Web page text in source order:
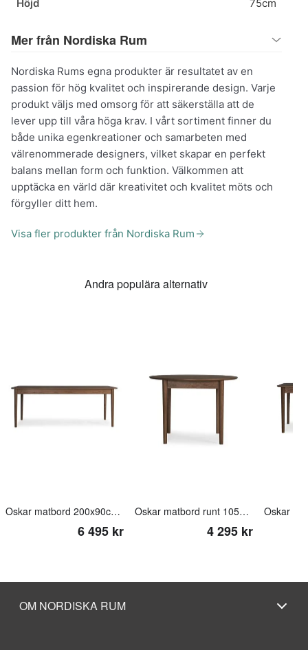
Höjd 75cm
Mer från Nordiska Rum
Nordiska Rums egna produkter är resultatet av en
passion för hög kvalitet och inspirerande design. Varje
produkt väljs med omsorg för att säkerställa att de
lever upp till våra höga krav. I vårt sortiment finner du
både unika egenkreationer och samarbeten med
välrenommerade designers, vilket skapar en perfekt
balans mellan form och funktion. Välkommen att
upptäcka en värld där kreativitet och kvalitet möts och
förgyller ditt hem.
Visa fler produkter från Nordiska Rum
Andra populära alternativ
Oskar matbord 200x90cm smoked oak
6 495 kr
Oskar matbord runt 105cm smoked oak
4 295 kr
OM NORDISKA RUM